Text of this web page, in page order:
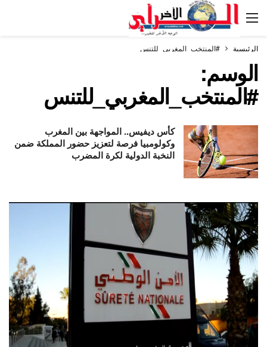
الرئيسية #المنتخب_المغربي_للتنس
الوسم:
#المنتخب_المغربي_للتنس
كأس ديفيس.. المواجهة بين المغرب
وكولومبيا فرصة لتعزيز حضور المملكة ضمن
النخبة الدولية لكرة المضرب